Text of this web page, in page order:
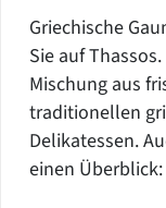
Griechische
Sie auf
Mischung aus
traditionellen
Delikatessen.
einen Überblick: